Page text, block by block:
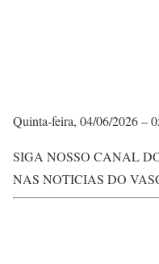
Quinta-feira, 04/06/2026 –
SIGA NOSSO CANAL
NAS NOTICIAS DO